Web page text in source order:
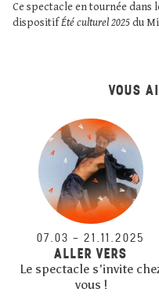
Ce spectacle en tournée
dispositifÉté culturel 2025du
VOUS
07.03 – 21.11.2025
ALLER VERS
Le spectacle s'invite
vous !